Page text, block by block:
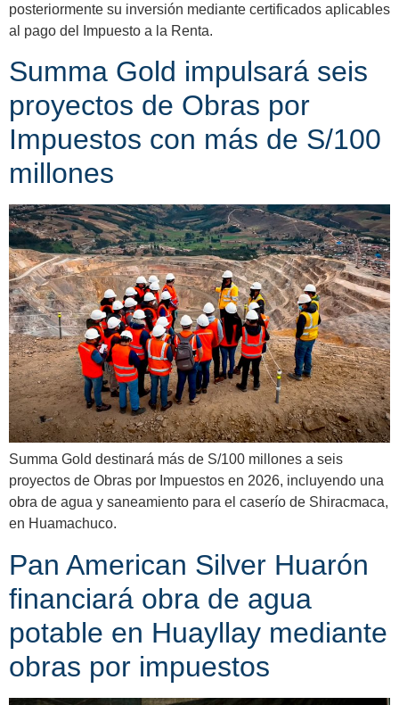
posteriormente su inversión mediante certificados aplicables
al pago del Impuesto a la Renta.
Summa Gold impulsará seis
proyectos de Obras por
Impuestos con más de S/100
millones
Summa Gold destinará más de S/100 millones a seis
proyectos de Obras por Impuestos en 2026, incluyendo una
obra de agua y saneamiento para el caserío de Shiracmaca,
en Huamachuco.
Pan American Silver Huarón
financiará obra de agua
potable en Huayllay mediante
obras por impuestos